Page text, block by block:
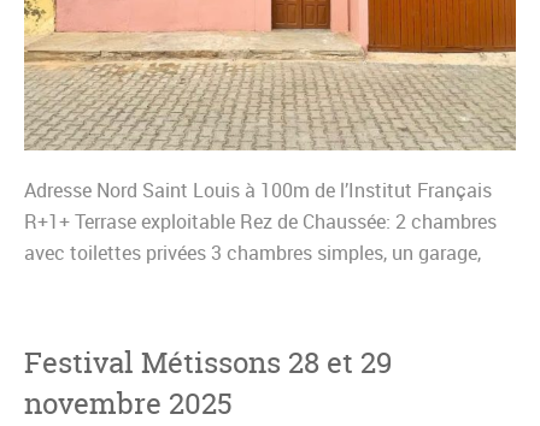
Adresse Nord Saint Louis à 100m de l’Institut Français
R+1+ Terrase exploitable Rez de Chaussée: 2 chambres
avec toilettes privées 3 chambres simples, un garage,
doubles avec toilettes privatives une kitchenette et une
buanderie Terrasse: exploitable pour open bar
Dimensions: 201m2 Titre foncier Prix: 315 000 €
Festival Métissons 28 et 29
novembre 2025